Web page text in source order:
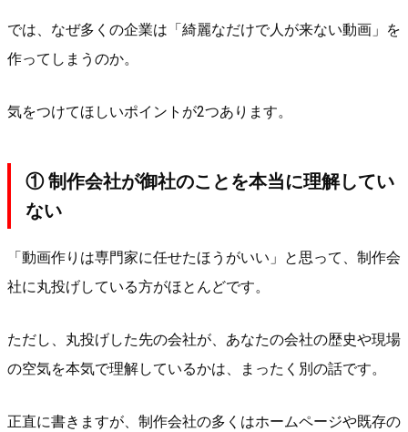
では、なぜ多くの企業は「綺麗なだけで人が来ない動画」を
作ってしまうのか。
気をつけてほしいポイントが2つあります。
① 制作会社が御社のことを本当に理解してい
ない
「動画作りは専門家に任せたほうがいい」と思って、制作会
社に丸投げしている方がほとんどです。
ただし、丸投げした先の会社が、あなたの会社の歴史や現場
の空気を本気で理解しているかは、まったく別の話です。
正直に書きますが、制作会社の多くはホームページや既存の